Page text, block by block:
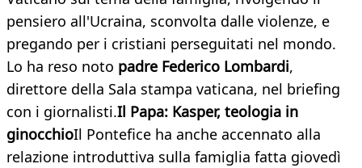
pensiero all'Ucraina, sconvolta dalle violenze, e
pregando per i cristiani perseguitati nel mondo.
Lo ha reso noto padre Federico Lombardi,
direttore della Sala stampa vaticana, nel briefing
con i giornalisti.Il Papa: Kasper, teologia in
ginocchioIl Pontefice ha anche accennato alla
relazione introduttiva sulla famiglia fatta giovedì